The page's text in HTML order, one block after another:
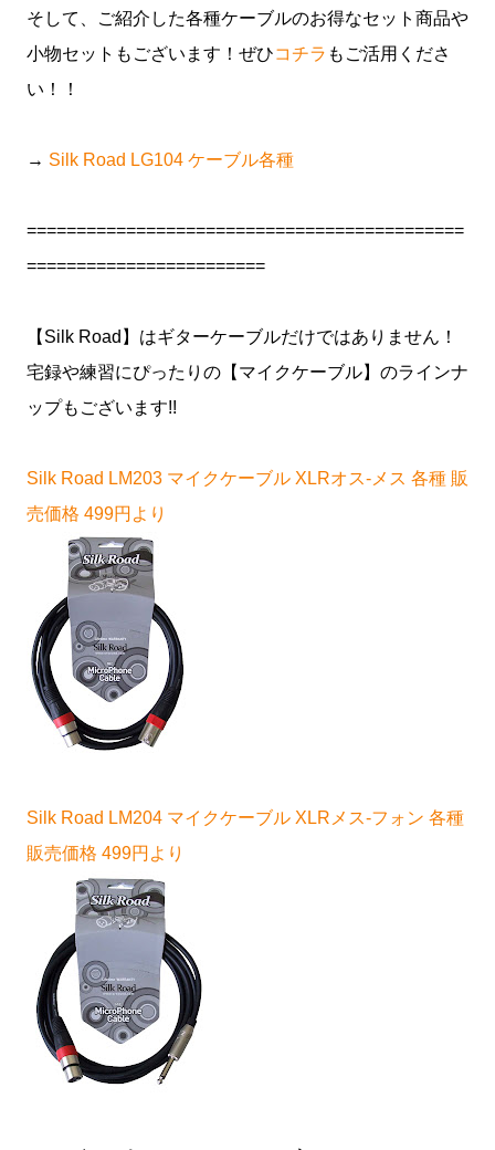
そして、ご紹介した各種ケーブルのお得なセット商品や
小物セットもございます！ぜひコチラ もご活用くださ
い！！
→ Silk Road LG104 ケーブル各種
============================================
========================
【Silk Road】はギターケーブルだけではありません！
宅録や練習にぴったりの【マイクケーブル】のラインナ
ップもございます!!
Silk Road LM203 マイクケーブル XLRオス-メス 各種 販
売価格 499円より
Silk Road LM204 マイクケーブル XLRメス-フォン 各種
販売価格 499円より